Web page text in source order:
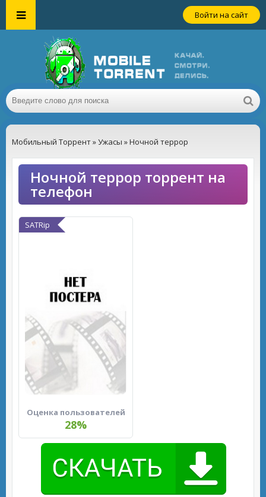
Войти на сайт
Мобильный Торрент»Ужасы » Ночной террор
Ночной террор торрент на
телефон
SATRip
Оценка пользователей
28%